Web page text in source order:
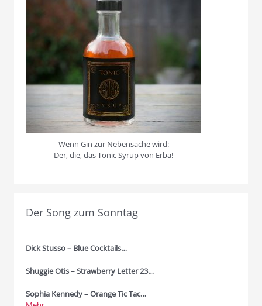
Wenn Gin zur Nebensache wird:
Der, die, das Tonic Syrup von Erba!
Der Song zum Sonntag
Dick Stusso – Blue Cocktails…
Shuggie Otis – Strawberry Letter 23…
Sophia Kennedy – Orange Tic Tac…